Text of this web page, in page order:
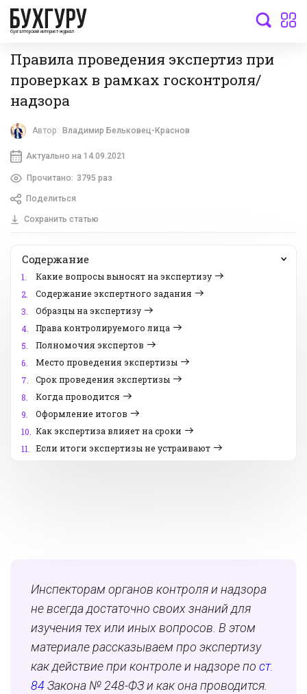
бухгалтерский интернет-журнал
Правила проведения экспертиз при
проверках в рамках госконтроля/
надзора
Автор: Владимир Бельковец-Краснов
Актуально на 14.09.2021
Прочитано: 3795 раз
Поделиться
Сохранить статью
Содержание
1.
Какие вопросы выносят на экспертизу
2.
Содержание экспертного задания
3.
Образцы на экспертизу
4.
Права контролируемого лица
5.
Полномочия экспертов
6.
Место проведения экспертизы
7.
Срок проведения экспертизы
8.
Когда проводится
9.
Оформление итогов
10. Как экспертиза влияет на сроки
11. Если итоги экспертизы не устраивают
Инспекторам органов контроля и надзора
не всегда достаточно своих знаний для
изучения тех или иных вопросов. В этом
материале рассказываем про экспертизу
как действие при контроле и надзоре по ст.
84 Закона № 248-ФЗ и как она проводится.